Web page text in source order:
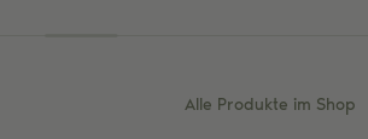
Alle Produkte im Shop